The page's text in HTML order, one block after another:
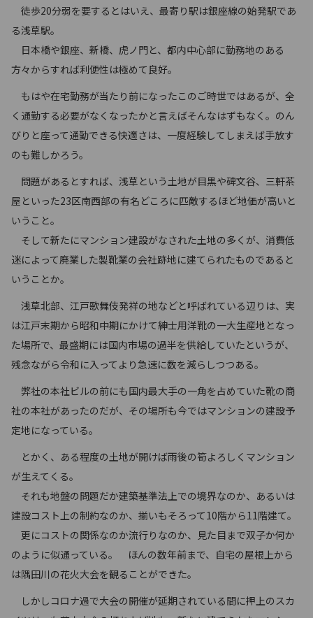
徒歩20分弱を要するとはいえ、最寄り駅は銀座線の始発駅であ
る浅草駅。
日本橋や銀座、新橋、虎ノ門と、都内中心部に勤務地のある
方々からすれば利便性は極めて良好。
もはや在宅勤務が当たり前になったこのご時世ではあるが、全
く通勤する必要がなくなったかと言えばそんなはずもなく。のん
びりと座って通勤できる快適さは、一度経験してしまえば手放す
のも難しかろう。
問題があるとすれば、浅草という土地が目黒や碑文谷、三軒茶
屋といった23区南西部の有名どころに匹敵するほど地価が高いと
いうこと。
そして新たにマンション建設がなされた土地の多くが、消費低
迷によって廃業した製靴業の会社跡地に建てられたものであると
いうことか。
浅草北部、江戸歌舞伎発祥の地などと呼ばれている辺りは、実
は江戸末期から昭和中期にかけて紳士用洋靴の一大生産地となっ
た場所で、最盛期には国内市場の過半を供給していたというが、
残念ながら令和に入ってより急速に数を減らしつつある。
弊社の本社ビルの前にも国内最大手の一角を占めていた靴の商
社の本社があったのだが、その場所も今ではマンションの建設予
定地になっている。
とかく、ある程度の土地が開けば雨後の筍よろしくマンション
が生えてくる。
それも地盤の問題だか建築基準法上での境界なのか、あるいは
建設コスト上の制約なのか、揃いもそろって10階から11階建て。
更にコストの関係なのか流行りなのか、見た目まで双子か何か
のように似通っている。 ほんの数年前まで、自宅の屋根上から
は隅田川の花火大会を観ることができた。
しかしコロナ過で大会の開催が延期されている間に押上のスカ